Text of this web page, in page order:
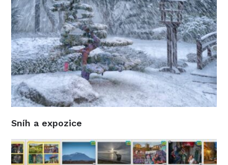
Sníh a expozice